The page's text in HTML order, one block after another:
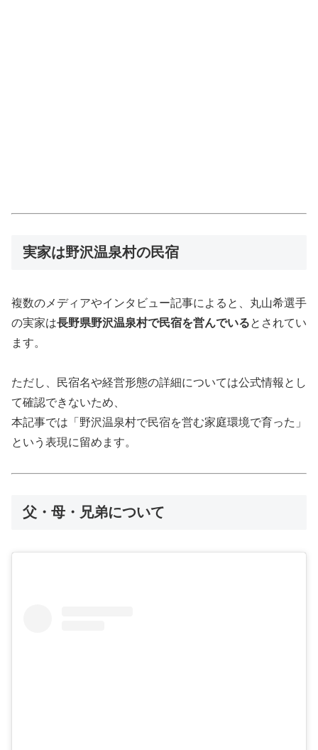
実家は野沢温泉村の民宿
複数のメディアやインタビュー記事によると、丸山希選手
の実家は長野県野沢温泉村で民宿を営んでいるとされてい
ます。
ただし、民宿名や経営形態の詳細については公式情報とし
て確認できないため、
本記事では「野沢温泉村で民宿を営む家庭環境で育った」
という表現に留めます。
父・母・兄弟について